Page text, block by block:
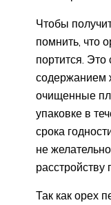
Чтобы
помнить, что
портится.
содержанием
очищенные
упаковке в
срока
не
Так как орех